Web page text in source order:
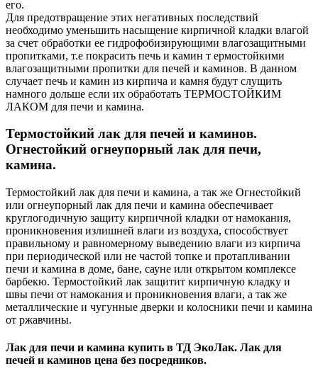
его.
Для предотвращение этих негативных последствий
необходимо уменьшить насыщение кирпичной кладки влагой
за счет обработки ее гидрофобизирующими влагозащитными
пропитками, т.е покрасить печь и камин т ермостойкими
влагозащитными пропитки для печей и каминов. В данном
случает печь и камин из кирпича и камня будут слущить
намного дольше если их обработать ТЕРМОСТОЙКИМ
ЛАКОМ для печи и камина.
Термостойкий лак для печей и каминов.
Огнестойкий огнеупорный лак для печи,
камина.
Термостойкий лак для печи и камина, а так же Огнестойкий
или огнеупорный лак для печи и камина обеспечивает
круглогодичную защиту кирпичной кладки от намокания,
проникновения излишней влаги из воздуха, способствует
правильному и равномерному выведению влаги из кирпича
при периодической или не частой топке и протапливании
печи и камина в доме, бане, сауне или открытом комплексе
барбекю. Термостойкий лак защитит кирпичную кладку и
швы печи от намокания и проникновения влаги, а так же
металлические и чугунные дверки и колосники печи и камина
от ржавчины.
Лак для печи и камина купить в ТД ЭкоЛак. Лак для
печей и каминов цена без посредников.